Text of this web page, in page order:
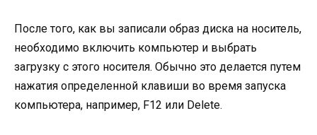
После того, как вы записали образ диска на носитель,
необходимо включить компьютер и выбрать
загрузку с этого носителя. Обычно это делается путем
нажатия определенной клавиши во время запуска
компьютера, например, F12 или Delete.